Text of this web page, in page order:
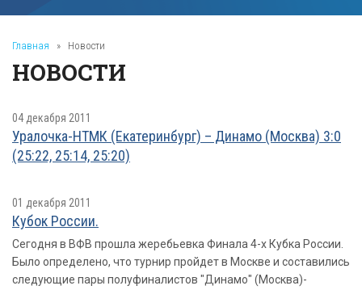
Главная » Новости
НОВОСТИ
04 декабря 2011
Уралочка-НТМК (Екатеринбург) – Динамо (Москва) 3:0
(25:22, 25:14, 25:20)
01 декабря 2011
Кубок России.
Сегодня в ВФВ прошла жеребьевка Финала 4-х Кубка России.
Было определено, что турнир пройдет в Москве и составились
следующие пары полуфиналистов "Динамо" (Москва)-